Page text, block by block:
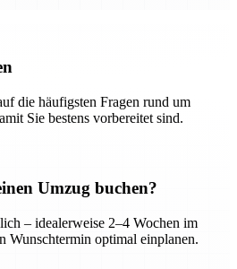
die häufigsten Fragen rund um
Sie bestens vorbereitet sind.
Umzug buchen?
– idealerweise 2–4 Wochen im
Wunschtermin optimal einplanen.